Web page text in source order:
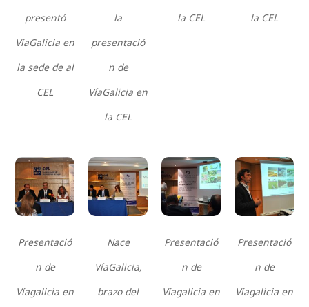
presentó
VíaGalicia en
la sede de al
CEL
la
presentació
n de
VíaGalicia en
la CEL
la CEL
la CEL
Presentació
n de
Víagalicia en
Nace
VíaGalicia,
brazo del
Presentació
n de
Víagalicia en
Presentació
n de
Víagalicia en